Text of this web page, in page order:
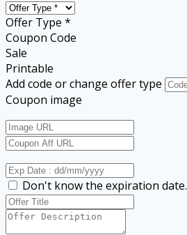
Offer Type *
Coupon Code
Sale
Printable
Add code or change offer type
Coupon image
Don't know the expiration date.